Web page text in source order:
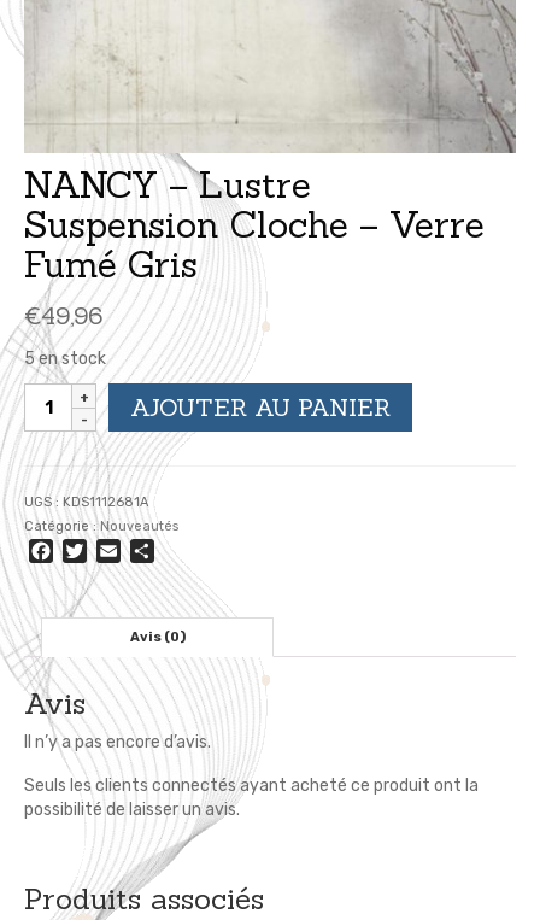
NANCY – Lustre
Suspension Cloche – Verre
Fumé Gris
€49,96
5 en stock
quantité
de
NANCY
-
Lustre
Suspension
Cloche
-
Verre
Fumé
Gris
AJOUTER AU PANIER
UGS : KDS1112681A
Catégorie :Nouveautés
Facebook
Twitter
EmailPartager
Avis (0)
Avis
Il n’y a pas encore d’avis.
Seuls les clients connectés ayant acheté ce produit ont la
possibilité de laisser un avis.
Produits associés